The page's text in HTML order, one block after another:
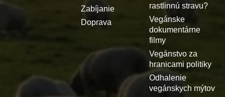
Zabíjanie
Doprava
rastlinnú stravu?
Vegánske
dokumentárne
filmy
Vegánstvo za
hranicami politiky
Odhalenie
vegánskych mýtov